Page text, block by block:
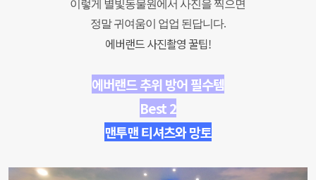
이렇게 별빛동물원에서 사진을 찍으면
정말 귀여움이 업업 된답니다.
에버랜드 사진촬영 꿀팁!
에버랜드 추위 방어 필수템
Best 2
맨투맨 티셔츠와 망토